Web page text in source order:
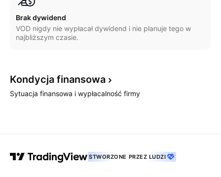
Brak dywidend
VOD nigdy nie wypłacał dywidend i nie planuje tego w
najbliższym czasie.
Kondycja finansowa
Sytuacja finansowa i wypłacalność firmy
STWORZONE PRZEZ LUDZI